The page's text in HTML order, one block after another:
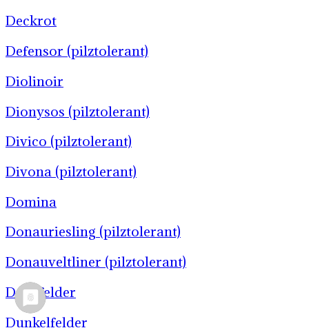
Deckrot
Defensor (pilztolerant)
Diolinoir
Dionysos (pilztolerant)
Divico (pilztolerant)
Divona (pilztolerant)
Domina
Donauriesling (pilztolerant)
Donauveltliner (pilztolerant)
Dornfelder
Dunkelfelder